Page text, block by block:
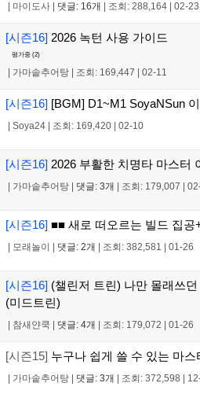
마이도사 댓글: 16개 조회: 288,164 02-23
[시즌16] 2026 녹턴 사용 가이드
평가중 (2)
| 가마솥추어탕 | 조회: 169,447 | 02-11
[시즌16] [BGM] D1~M1 SoyaNSun
| Soya24 | 조회: 169,420 | 02-10
[시즌16] 2026 부활한 치명타 마스터
| 가마솥추어탕 | 댓글: 3개 | 조회: 179,007 |
[시즌16] ■■ 새로 떠오르는 빌드 집
| 모래놀이 | 댓글: 2개 | 조회: 382,581 | 01-26
[시즌16] (챌린저 트린) 나만 몰래쓰
(미드트린)
| 참새얀쿡 | 댓글: 4개 | 조회: 179,072 | 01-26
[시즌15] 누구나 쉽게 쓸 수 있는 마스
| 가마솥추어탕 | 댓글: 3개 | 조회: 372,598 |